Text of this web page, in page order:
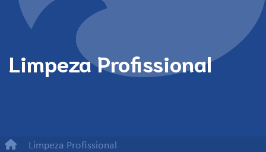
Limpeza Profissional
Limpeza Profissional